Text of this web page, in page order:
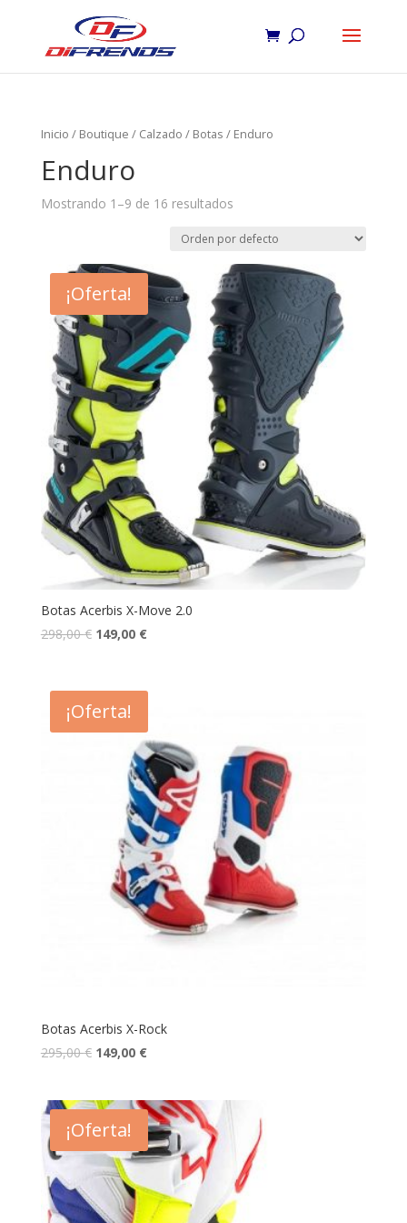
Inicio / Boutique / Calzado / Botas / Enduro
Enduro
Mostrando 1–9 de 16 resultados
¡Oferta!
Botas Acerbis X-Move 2.0
298,00€ 149,00 €
¡Oferta!
Botas Acerbis X-Rock
295,00€ 149,00 €
¡Oferta!